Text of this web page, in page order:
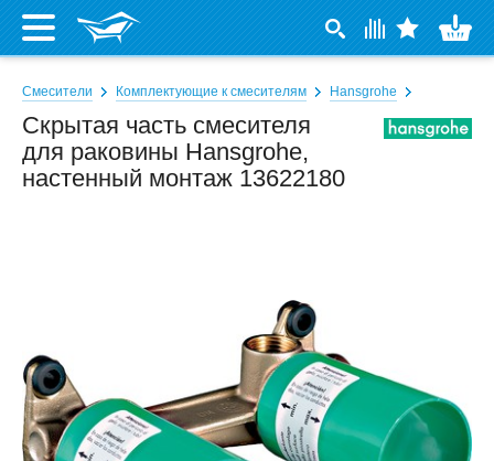
Смесители Комплектующие к смесителям Hansgrohe
Скрытая часть смесителя
для раковины Hansgrohe,
настенный монтаж 13622180